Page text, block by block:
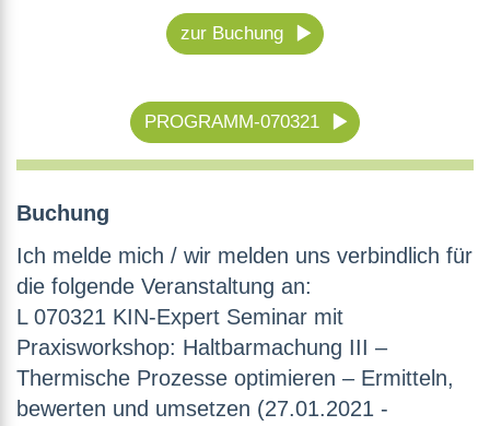
zur Buchung
PROGRAMM-070321
Buchung
Ich melde mich / wir melden uns verbindlich für
die folgende Veranstaltung an:
L 070321 KIN-Expert Seminar mit
Praxisworkshop: Haltbarmachung III –
Thermische Prozesse optimieren – Ermitteln,
bewerten und umsetzen (27.01.2021 -